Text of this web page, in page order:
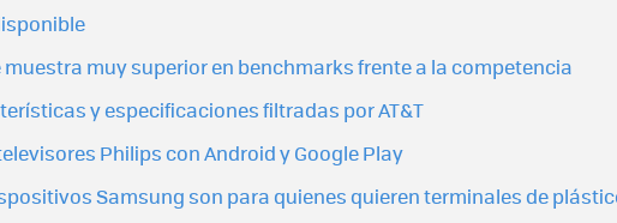
muestra muy superior en benchmarks frente a la competencia
y especificaciones filtradas por AT&T
Philips con Android y Google Play
Samsung son para quienes quieren terminales de